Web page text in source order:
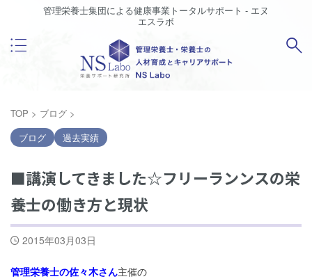
管理栄養士集団による健康事業トータルサポート - エヌ
エスラボ
TOP > ブログ >
ブログ
過去実績
■講演してきました☆フリーランンスの栄
養士の働き方と現状
2015年03月03日
管理栄養士の佐々木さん主催の